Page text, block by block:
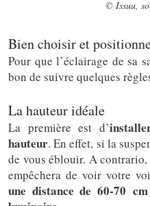
© Issuu,
Bien choisir et
Pour que l’éclairage de sa
bon de suivre quelques
La hauteur idéale
La première est d’
hauteur. En effet, si la
de vous éblouir. A
empêchera de voir votre
une distance de 60-70